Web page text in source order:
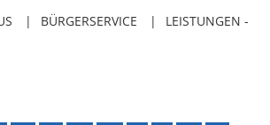
BÜRGERSERVICE
LEISTUNGEN -